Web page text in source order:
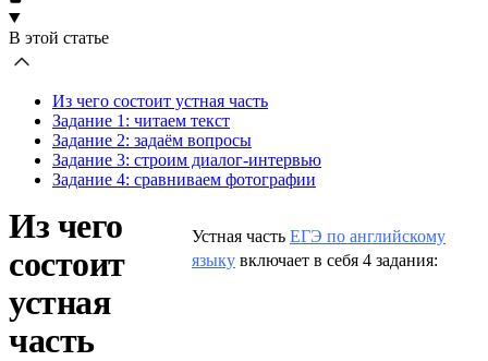
В этой статье
Из чего состоит устная часть
Задание 1: читаем текст
Задание 2: задаём вопросы
Задание 3: строим диалог-интервью
Задание 4: сравниваем фотографии
Из чего
состоит
устная
часть
Устная часть ЕГЭ по английскому
языку включает в себя 4 задания: